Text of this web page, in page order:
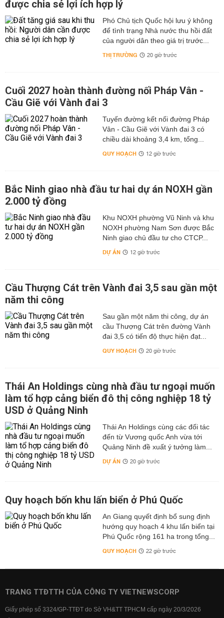
được chia sẻ lợi ích hợp lý
Phó Chủ tịch Quốc hội lưu ý không
để tình trạng Nhà nước thu hồi đất
của người dân theo giá trị trước...
THỊ TRƯỜNG 20 giờ trước
Cuối 2027 hoàn thành đường nối Pháp Vân -
Cầu Giẽ với Vành đai 3
Tuyến đường kết nối đường Pháp
Vân - Cầu Giẽ với Vành đai 3 có
chiều dài khoảng 3,4 km, tổng...
QUY HOẠCH 12 giờ trước
Bắc Ninh giao nhà đầu tư hai dự án NOXH gần
2.000 tỷ đồng
Khu NOXH phường Vũ Ninh và khu
NOXH phường Nam Sơn được Bắc
Ninh giao chủ đầu tư cho CTCP...
DỰ ÁN 12 giờ trước
Cầu Thượng Cát trên Vành đai 3,5 sau gần một
năm thi công
Sau gần một năm thi công, dự án
cầu Thượng Cát trên đường Vành
đai 3,5 có tiến độ thực hiện đạt...
QUY HOẠCH 20 giờ trước
Thái An Holdings cùng nhà đầu tư ngoại muốn
làm tổ hợp cảng biển đô thị công nghiệp 18 tỷ
USD ở Quảng Ninh
Thái An Holdings cùng các đối tác
đến từ Vương quốc Anh vừa tới
Quảng Ninh đề xuất ý tưởng làm...
DỰ ÁN 20 giờ trước
Quy hoạch bốn khu lấn biển ở Phú Quốc
An Giang quyết định bổ sung định
hướng quy hoạch 4 khu lấn biển tại
Phú Quốc rộng 161 ha trong tổng...
QUY HOẠCH 22 giờ trước
TRANG TTĐTTH CỦA CÔNG TY VIETNEWSCORP
Giấy phép số 3324/GP-TTĐT do Sở VH&TT TPHCM cấp ngày 20/3/2026